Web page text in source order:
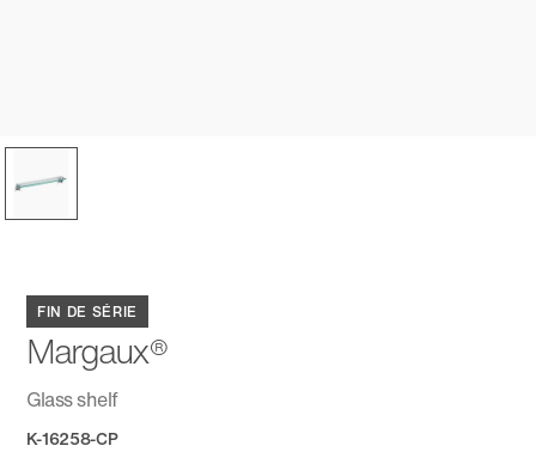
FIN DE SÉRIE
Margaux®
Glass shelf
K-16258-CP